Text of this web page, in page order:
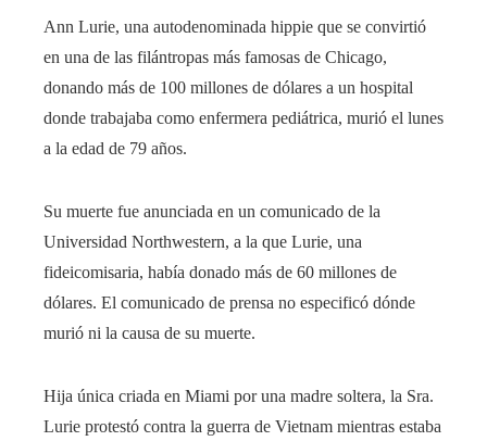
Ann Lurie, una autodenominada hippie que se convirtió
en una de las filántropas más famosas de Chicago,
donando más de 100 millones de dólares a un hospital
donde trabajaba como enfermera pediátrica, murió el lunes
a la edad de 79 años.
Su muerte fue anunciada en un comunicado de la
Universidad Northwestern, a la que Lurie, una
fideicomisaria, había donado más de 60 millones de
dólares. El comunicado de prensa no especificó dónde
murió ni la causa de su muerte.
Hija única criada en Miami por una madre soltera, la Sra.
Lurie protestó contra la guerra de Vietnam mientras estaba